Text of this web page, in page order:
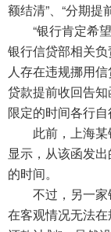
额结清”、“分期提
“银行肯定希
银行信贷部相关
人存在违规挪用
贷款提前收回告
限定的时间各行自
此前，上海
显示，从该函发
的时间。
不过，另一
在客观情况无法